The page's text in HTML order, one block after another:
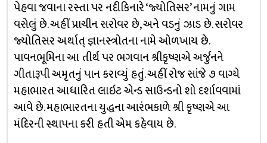
પેહવા જવાના રસ્તા પર નદીકિનારે ‘જ્યોતિસર’ નામનું ગામ
વસેલું છે. અહીં પ્રાચીન સરોવર છે, અને વડનું ઝાડ છે. સરોવર
જ્યોતિસર અર્થાત્ જ્ઞાનસ્ત્રોતના નામે ઓળખાય છે.
પાવનભૂમિના આ તીર્થ પર ભગવાન શ્રીકૃષ્ણએ અર્જુનને
ગીતારૂપી અમૃતનું પાન કરાવ્યું હતું. અહીં રોજ સાંજે ૭ વાગ્યે
મહાભારત આધારિત લાઇટ એન્ડ સાઉન્ડનો શો દર્શાવવામાં
આવે છે. મહાભારતના યુદ્ધના આરંભકાળે શ્રી કૃષ્ણએ આ
મંદિરની સ્થાપના કરી હતી એમ કહેવાય છે.